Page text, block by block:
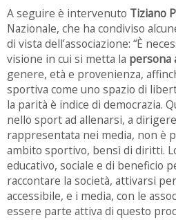
A seguire è intervenuto Tiziano
Nazionale, che ha condiviso
di vista dell’associazione: “È
visione in cui si metta la persona
genere, età e provenienza,
sportiva come uno spazio di
la parità è indice di democrazia.
nello sport ad allenarsi, a
rappresentata nei media, non è
ambito sportivo, bensì di diritti.
educativo, sociale e di beneficio
raccontare la società, attivarsi
accessibile, e i media, con le
essere parte attiva di questo